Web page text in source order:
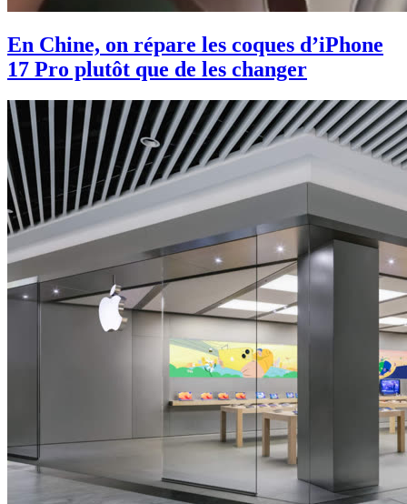
En Chine, on répare les coques d’iPhone
17 Pro plutôt que de les changer